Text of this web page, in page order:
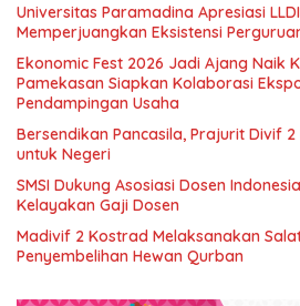
Universitas Paramadina Apresiasi
Memperjuangkan Eksistensi
Ekonomic Fest 2026 Jadi Ajang Naik
Pamekasan Siapkan Kolaborasi
Pendampingan Usaha
Bersendikan Pancasila, Prajurit Divif
untuk Negeri
SMSI Dukung Asosiasi Dosen
Kelayakan Gaji Dosen
Madivif 2 Kostrad Melaksanakan
Penyembelihan Hewan Qurban